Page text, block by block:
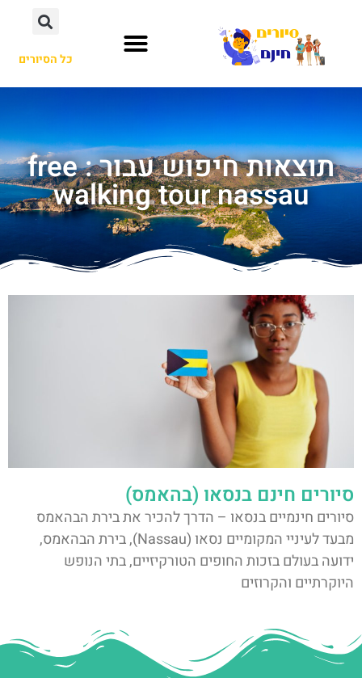
כל הסיורים
תוצאות חיפוש עבור : free
walking tour nassau
סיורים חינם בנסאו (בהאמס)
סיורים חינמיים בנסאו – הדרך להכיר את בירת הבהאמס
מבעד לעיניי המקומיים נסאו (Nassau), בירת הבהאמס,
ידועה בעולם בזכות החופים הטורקיזיים, בתי הנופש
היוקרתיים והקרוזים